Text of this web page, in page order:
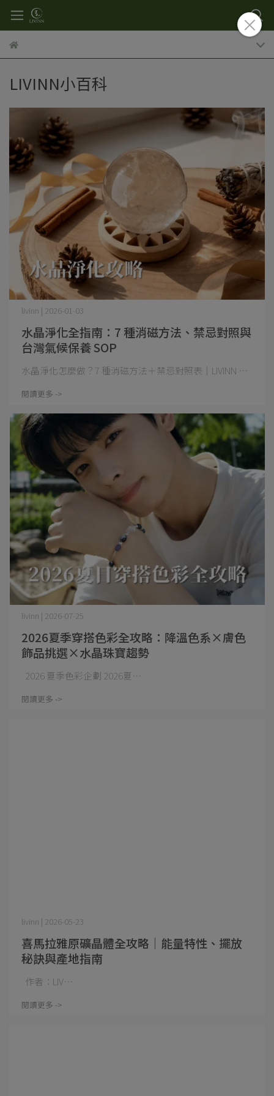
LIVINN小百科
水晶淨化全指南：7 種消磁方法、禁忌對照與
台灣氣候保養 SOP
livinn | 2026-01-03
水晶淨化怎麼做？7 種消磁方法＋禁忌對照表｜LIVINN ⋯
閱讀更多 ->
2026夏季穿搭色彩全攻略：降溫色系×膚色
飾品挑選×水晶珠寶趨勢
livinn | 2026-07-25
2026 夏季色彩企劃 2026夏⋯
閱讀更多 ->
喜馬拉雅原礦晶體全攻略｜能量特性、擺放
秘訣與產地指南
livinn | 2026-05-23
作者：LIV⋯
閱讀更多 ->